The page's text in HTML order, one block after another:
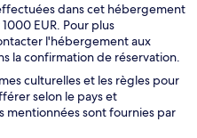
dans cet hébergement
EUR. Pour plus
l'hébergement aux
la confirmation de réservation.
culturelles et les règles pour
selon le pays et
mentionnées sont fournies par